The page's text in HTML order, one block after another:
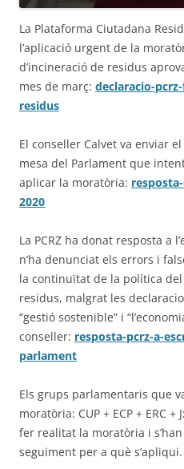
La Plataforma Ciutadana
l’aplicació urgent de la
d’incineració de residus
mes de març: declaracio-
residus
El conseller Calvet va enviar
mesa del Parlament que
aplicar la moratòria:
2020
La PCRZ ha donat resposta a
n’ha denunciat els errors i
la continuïtat de la política del
residus, malgrat les
“gestió sostenible” i
conseller: resposta-pcrz-a-
parlament
Els grups parlamentaris que
moratòria: CUP + ECP + ERC
fer realitat la moratòria i
seguiment per a què s’apliqui.